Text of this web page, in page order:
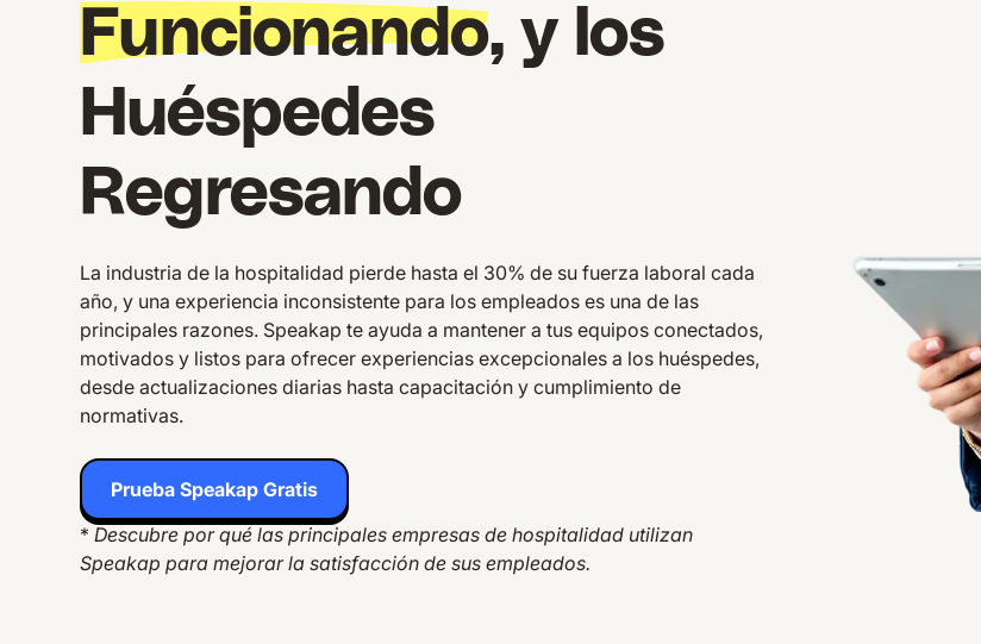
Funcionando, y los
Huéspedes
Regresando
La industria de la hospitalidad pierde hasta el 30% de su fuerza laboral cada
año, y una experiencia inconsistente para los empleados es una de las
principales razones. Speakap te ayuda a mantener a tus equipos conectados,
motivados y listos para ofrecer experiencias excepcionales a los huéspedes,
desde actualizaciones diarias hasta capacitación y cumplimiento de
normativas.
Prueba Speakap Gratis
* Descubre por qué las principales empresas de hospitalidad utilizan
Speakap para mejorar la satisfacción de sus empleados.